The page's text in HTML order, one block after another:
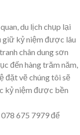
du lịch chụp lại
giữ kỷ niệm được lâu
chân dung sơn
đến hàng trăm năm,
đặt vẽ chúng tôi sẽ
kỷ niệm được bền
675 7979 để